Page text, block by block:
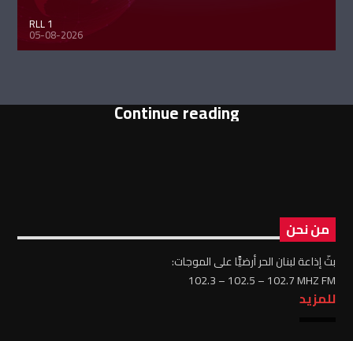
RLL 1
05-08-2026
Continue reading
من نحن
بثّ إذاعة لبنان الحر أرضيًّا على الموجات:
102.3 – 102.5 – 102.7 MHZ FM
للمزيد